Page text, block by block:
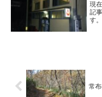
現
記
す
常